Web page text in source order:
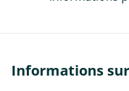
Informations